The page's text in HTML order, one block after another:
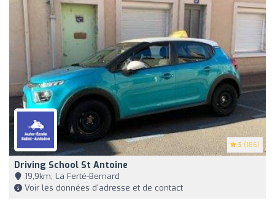
5 (186)
Driving School St Antoine
19,9km, La Ferté-Bernard
Voir les données d'adresse et de contact